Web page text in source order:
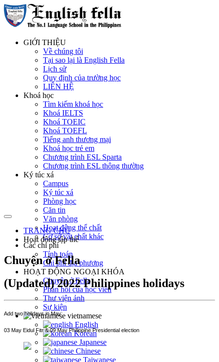
GIỚI THIỆU
Về chúng tôi
Tại sao lại là English Fella
Lịch sử
Quy định của trường học
LIÊN HỆ
Khoá học
Tìm kiếm khoá học
Khoá IELTS
Khoá TOEIC
Khoá TOEFL
Tiếng anh thương mại
Khoá học trẻ em
Chương trình ESL Sparta
Chương trình ESL thông thường
Ký túc xá
Campus
Ký túc xá
Phòng học
Căn tin
Văn phòng
Hoạt động thể chất
Cơ sở vật chất khác
Các chi phí
Tính toán
Chi phí địa phương
HOẠT ĐỘNG NGOẠI KHÓA
Chuyện ở Fella
Phản hồi của học viên
Thư viện ảnh
Sự kiện
vietnamese
English
Korean
Japanese
Chinese
Taiwanese
TRANG CHỦ
Hoạt động tập thể
Chuyện ở Fella
(Updated) 2022 Philippines holidays
Add two holidays in May:
03 May Eidul Fitr &09 May Philippine Presidential election